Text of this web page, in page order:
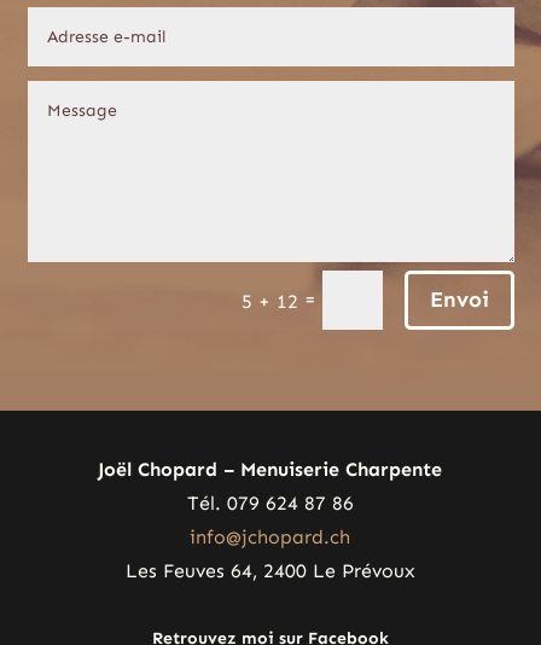
5 + 12 = Envoi
Joël Chopard – Menuiserie Charpente
Tél. 079 624 87 86
info@jchopard.ch
Les Feuves 64, 2400 Le Prévoux
Retrouvez moi sur Facebook